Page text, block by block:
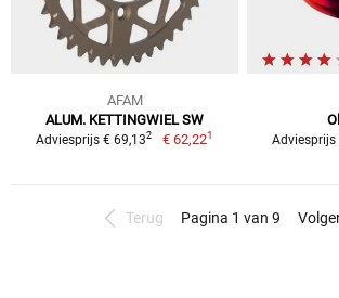
AFAM
ALUM. KETTINGWIEL SW
Adviesprijs € 69,132 € 62,221 Adviesprijs
Terug Pagina 1 van 9